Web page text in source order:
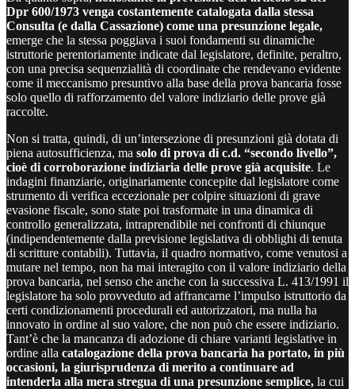
Dpr 600/1973 venga costantemente catalogata dalla stessa
Consulta (e dalla Cassazione) come una presunzione legale,
emerge che la stessa poggiava i suoi fondamenti su dinamiche
istruttorie perentoriamente indicate dal legislatore, definite, peraltro,
con una precisa sequenzialità di coordinate che rendevano evidente
come il meccanismo presuntivo alla base della prova bancaria fosse
solo quello di rafforzamento del valore indiziario delle prove già
raccolte.
Non si tratta, quindi, di un’intersezione di presunzioni già dotata di
piena autosufficienza, ma solo di prova di c.d. “secondo livello”,
cioè di corroborazione indiziaria delle prove già acquisite. Le
indagini finanziarie, originariamente concepite dal legislatore come
strumento di verifica eccezionale per colpire situazioni di grave
evasione fiscale, sono state poi trasformate in una dinamica di
controllo generalizzata, intraprendibile nei confronti di chiunque
(indipendentemente dalla previsione legislativa di obblighi di tenuta
di scritture contabili). Tuttavia, il quadro normativo, come venutosi a
mutare nel tempo, non ha mai interagito con il valore indiziario della
prova bancaria, nel senso che anche con la successiva L. 413/1991 il
legislatore ha solo provveduto ad affrancarne l’impulso istruttorio da
certi condizionamenti procedurali ed autorizzatori, ma nulla ha
innovato in ordine al suo valore, che non può che essere indiziario.
Tant’è che la mancanza di adozione di chiare varianti legislative in
ordine alla catalogazione della prova bancaria ha portato, in più
occasioni, la giurisprudenza di merito a continuare ad
intenderla alla mera stregua di una presunzione semplice, la cui